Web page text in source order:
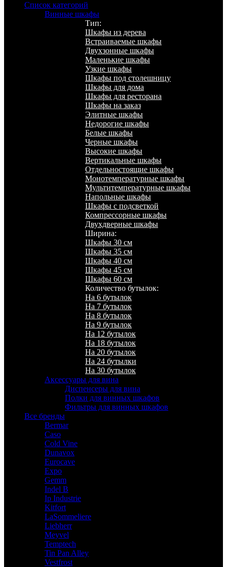
Список категорий
Винные шкафы
Тип:
Шкафы из дерева
Встраиваемые шкафы
Двухзонные шкафы
Маленькие шкафы
Узкие шкафы
Шкафы под столешницу
Шкафы для дома
Шкафы для ресторана
Шкафы на заказ
Элитные шкафы
Недорогие шкафы
Белые шкафы
Черные шкафы
Высокие шкафы
Вертикальные шкафы
Отдельностоящие шкафы
Монотемпературные шкафы
Мультитемпературные шкафы
Напольные шкафы
Шкафы с подсветкой
Компрессорные шкафы
Двухдверные шкафы
Ширина:
Шкафы 30 см
Шкафы 35 см
Шкафы 40 см
Шкафы 45 см
Шкафы 60 см
Количество бутылок:
На 6 бутылок
На 7 бутылок
На 8 бутылок
На 9 бутылок
На 12 бутылок
На 18 бутылок
На 20 бутылок
На 24 бутылки
На 30 бутылок
Аксессуары для вина
Диспенсеры для вина
Полки для винных шкафов
Фильтры для винных шкафов
Все бренды
Bermar
Caso
Cold Vine
Dunavox
Eurocave
Expo
Gemm
Indel B
Ip Industrie
Kitfort
LaSommeliere
Liebherr
Meyvel
Temptech
Tin Pan Alley
Vestfrost